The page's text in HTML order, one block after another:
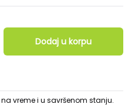
Dodaj u korpu
vreme i u savršenom stanju.